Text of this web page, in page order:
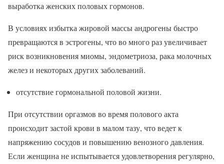
выработка женских половых гормонов.
В условиях избытка жировой массы андрогены быстро
превращаются в эстрогены, что во много раз увеличивает
риск возникновения миомы, эндометриоза, рака молочных
желез и некоторых других заболеваний.
отсутствие гормональной половой жизни.
При отсутствии оргазмов во время полового акта
происходит застой крови в малом тазу, что ведет к
напряжению сосудов и повышению венозного давления.
Если женщина не испытывается удовлетворения регулярно,